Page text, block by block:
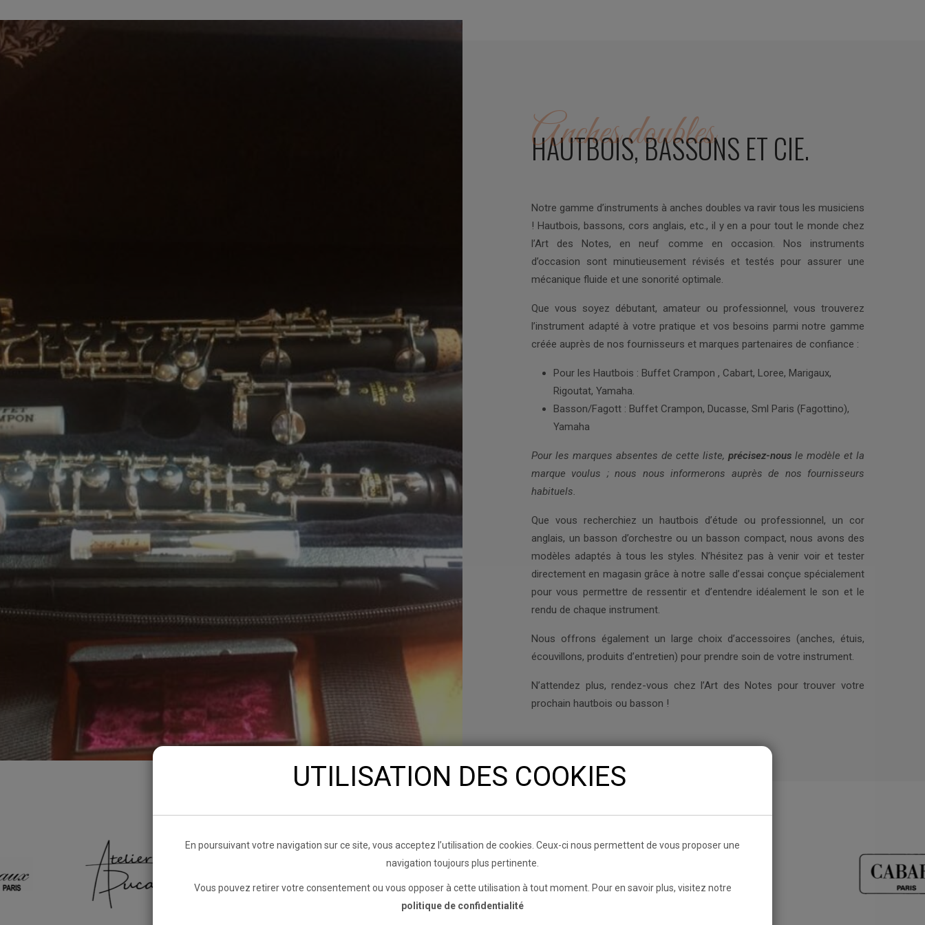
Anches doubles
HAUTBOIS, BASSONS ET CIE.
Notre gamme d’instruments à anches doubles va ravir tous les musiciens
! Hautbois, bassons, cors anglais, etc., il y en a pour tout le monde chez
l’Art des Notes, en neuf comme en occasion. Nos instruments
d’occasion sont minutieusement révisés et testés pour assurer une
mécanique fluide et une sonorité optimale.
Que vous soyez débutant, amateur ou professionnel, vous trouverez
l’instrument adapté à votre pratique et vos besoins parmi notre gamme
créée auprès de nos fournisseurs et marques partenaires de confiance :
Pour les Hautbois : Buffet Crampon , Cabart, Loree, Marigaux,
Rigoutat, Yamaha.
Basson/Fagott : Buffet Crampon, Ducasse, Sml Paris (Fagottino),
Yamaha
Pour les marques absentes de cette liste, précisez-nous le modèle et la
marque voulus ; nous nous informerons auprès de nos fournisseurs
habituels.
Que vous recherchiez un hautbois d’étude ou professionnel, un cor
anglais, un basson d’orchestre ou un basson compact, nous avons des
modèles adaptés à tous les styles. N’hésitez pas à venir voir et tester
directement en magasin grâce à notre salle d’essai conçue spécialement
pour vous permettre de ressentir et d’entendre idéalement le son et le
rendu de chaque instrument.
Nous offrons également un large choix d’accessoires (anches, étuis,
écouvillons, produits d’entretien) pour prendre soin de votre instrument.
N’attendez plus, rendez-vous chez l’Art des Notes pour trouver votre
prochain hautbois ou basson !
UTILISATION DES COOKIES
En poursuivant votre navigation sur ce site, vous acceptez l’utilisation de cookies. Ceux-ci nous permettent de vous proposer une
navigation toujours plus pertinente.
Vous pouvez retirer votre consentement ou vous opposer à cette utilisation à tout moment. Pour en savoir plus, visitez notre
politique de confidentialité